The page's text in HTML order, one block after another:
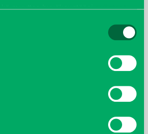
muuttaa hyväksyntääsievästeet